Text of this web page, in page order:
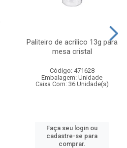
Paliteiro de acrilico 13g para
mesa cristal
Código: 471628
Embalagem: Unidade
Caixa Com: 36 Unidade(s)
Faça seu login ou
cadastre-se para
comprar.